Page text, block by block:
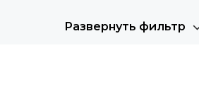
Развернуть фильтр